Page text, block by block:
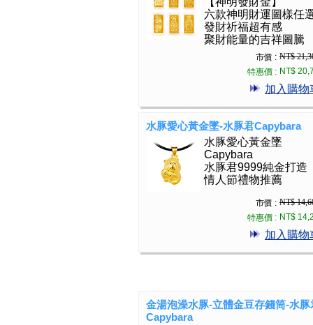
六款神明財運圖樣任
發財祈福超有感
聚財能量的吉祥圖騰
市價 : NT$
特惠價 : NT$
加入購物
水豚愛心黃金墜-水豚君Capybara
水豚愛心黃金墜
Capybara
水豚君9999純金打造
情人節禮物推薦
市價 : NT$
特惠價 : NT$
加入購物
金湯泡澡水豚-立體金豆存錢筒-水豚
Capybara